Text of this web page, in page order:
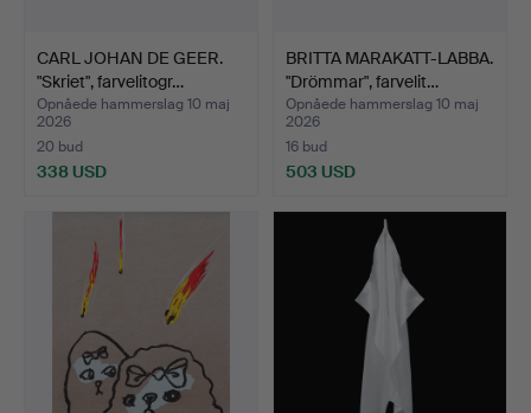
CARL JOHAN DE GEER.
"Skriet", farvelitogr…
Opnåede hammerslag 10 maj
2026
20 bud
338 USD
BRITTA MARAKATT-LABBA.
"Drömmar", farvelit…
Opnåede hammerslag 10 maj
2026
16 bud
503 USD